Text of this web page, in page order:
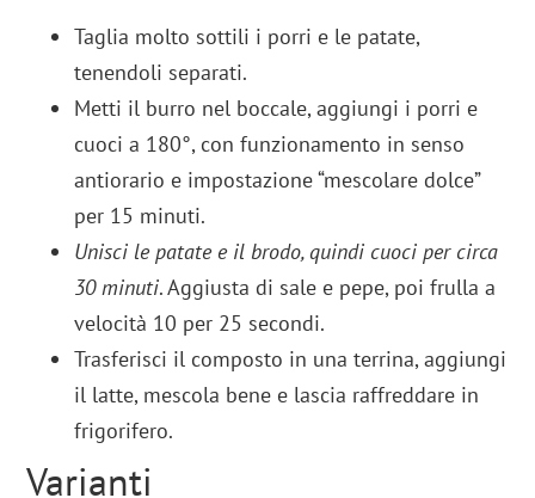
Taglia molto sottili i porri e le patate,
tenendoli separati.
Metti il burro nel boccale, aggiungi i porri e
cuoci a 180°, con funzionamento in senso
antiorario e impostazione “mescolare dolce”
per 15 minuti.
Unisci le patate e il brodo, quindi cuoci per circa
30 minuti. Aggiusta di sale e pepe, poi frulla a
velocità 10 per 25 secondi.
Trasferisci il composto in una terrina, aggiungi
il latte, mescola bene e lascia raffreddare in
frigorifero.
Varianti